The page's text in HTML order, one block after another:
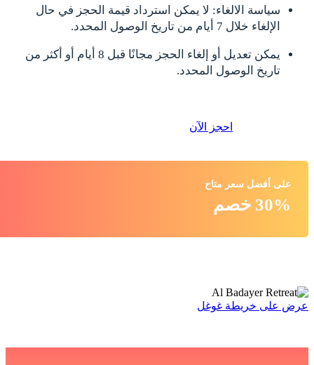
سياسة الالغاء: لا يمكن استرداد قيمة الحجز في حال
الإلغاء خلال 7 أيام من تاريخ الوصول المحدد.
يمكن تعديل أو إلغاء الحجز مجانًا قبل 8 أيام أو أكثر من
تاريخ الوصول المحدد.
احجز الآن
على أفضل سعر متاح
30% خصم
عرض على خريطة غوغل